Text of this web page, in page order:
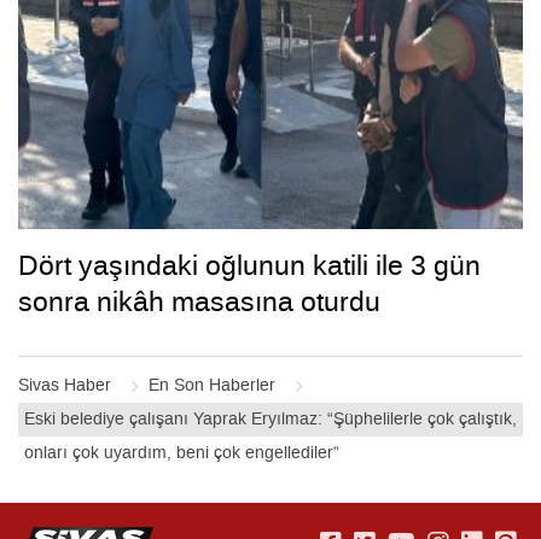
Sivas Haber
En Son Haberler
Eski belediye çalışanı Yaprak Eryılmaz: “Şüphelilerle çok çalıştık,
onları çok uyardım, beni çok engellediler”
Dört yaşındaki oğlunun katili ile 3 gün
sonra nikâh masasına oturdu